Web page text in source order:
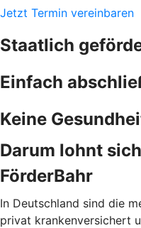
Jetzt Termin vereinbaren
Staatlich
Einfach
Keine
Darum lohnt
FörderBahr
In Deutschland sind die
privat krankenversichert